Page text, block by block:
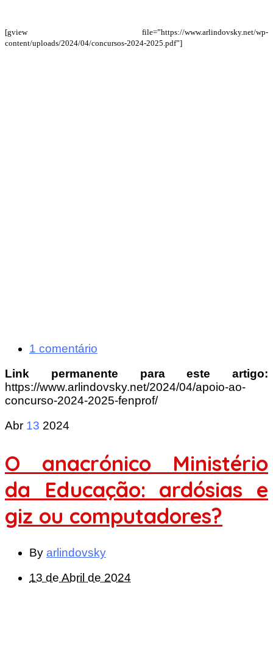
[gview file=”https://www.arlindovsky.net/wp-
content/uploads/2024/04/concursos-2024-2025.pdf”]
1 comentário
Link permanente para este artigo:
https://www.arlindovsky.net/2024/04/apoio-ao-
concurso-2024-2025-fenprof/
Abr 13 2024
O anacrónico Ministério
da Educação: ardósias e
giz ou computadores?
By arlindovsky
13 de Abril de 2024